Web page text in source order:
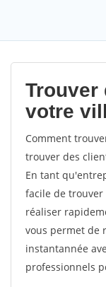
Trouver
votre
Comment
trouver des
En tant
facile de
réaliser
vous permet de
instantannée
professionnels